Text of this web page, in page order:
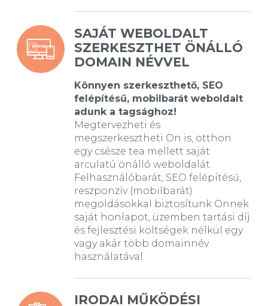
SAJÁT WEBOLDALT
SZERKESZTHET ÖNÁLLÓ
DOMAIN NÉVVEL
Könnyen szerkeszthető, SEO
felépítésű, mobilbarát weboldalt
adunk a tagsághoz!
Megtervezheti és
megszerkesztheti Ön is, otthon
egy csésze tea mellett saját
arculatú önálló weboldalát.
Felhasználóbarát, SEO felépítésű,
reszponzív (mobilbarát)
megoldásokkal biztosítunk Önnek
saját honlapot, üzemben tartási díj
és fejlesztési költségek nélkül egy
vagy akár több domainnév
használatával.
IRODAI MŰKÖDÉSI